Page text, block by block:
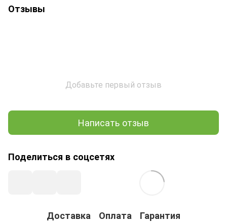
Отзывы
Добавьте первый отзыв
Написать отзыв
Поделиться в соцсетях
Доставка Оплата Гарантия